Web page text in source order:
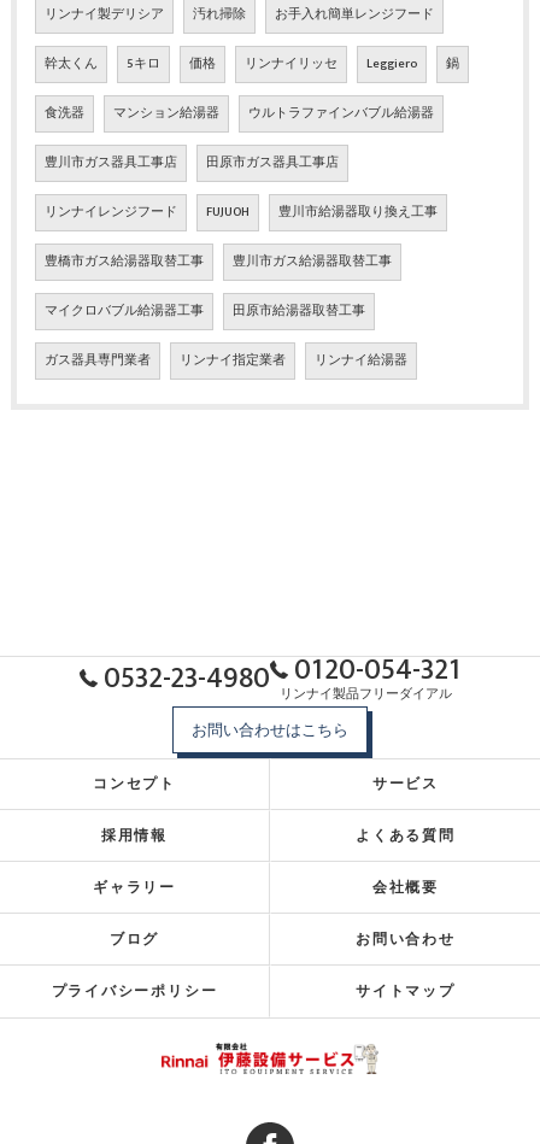
リンナイ製デリシア 汚れ掃除 お手入れ簡単レンジフード
幹太くん 5キロ 価格 リンナイリッセ Leggiero 鍋
食洗器 マンション給湯器 ウルトラファインバブル給湯器
豊川市ガス器具工事店 田原市ガス器具工事店
リンナイレンジフード FUJUOH 豊川市給湯器取り換え工事
豊橋市ガス給湯器取替工事 豊川市ガス給湯器取替工事
マイクロバブル給湯器工事 田原市給湯器取替工事
ガス器具専門業者 リンナイ指定業者 リンナイ給湯器
0532-23-4980 0120-054-321
リンナイ製品フリーダイアル
お問い合わせはこちら
コンセプト サービス
採用情報 よくある質問
ギャラリー 会社概要
ブログ お問い合わせ
プライバシーポリシー サイトマップ